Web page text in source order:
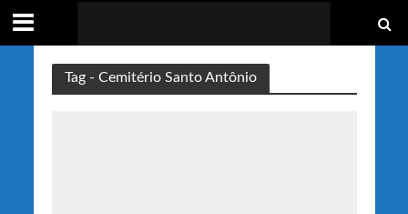
Tag - Cemitério Santo Antônio